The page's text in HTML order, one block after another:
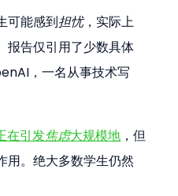
可能感到担忧，实际上
报告仅引用了少数具体
，一名从事技术写
在引发焦虑大规模地 ，但
用。绝大多数学生仍然